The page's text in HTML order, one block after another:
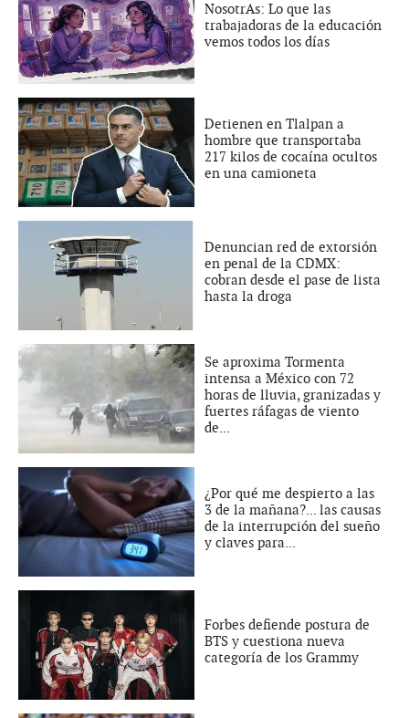
NosotrAs: Lo que las
trabajadoras de la educación
vemos todos los días
Detienen en Tlalpan a
hombre que transportaba
217 kilos de cocaína ocultos
en una camioneta
Denuncian red de extorsión
en penal de la CDMX:
cobran desde el pase de lista
hasta la droga
Se aproxima Tormenta
intensa a México con 72
horas de lluvia, granizadas y
fuertes ráfagas de viento
de...
¿Por qué me despierto a las
3 de la mañana?... las causas
de la interrupción del sueño
y claves para...
Forbes defiende postura de
BTS y cuestiona nueva
categoría de los Grammy